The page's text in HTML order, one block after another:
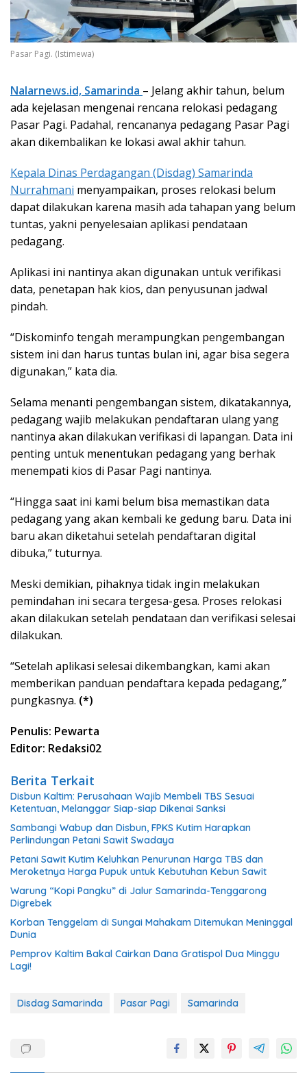
Pasar Pagi. (Istimewa)
Nalarnews.id, Samarinda – Jelang akhir tahun, belum
ada kejelasan mengenai rencana relokasi pedagang
Pasar Pagi. Padahal, rencananya pedagang Pasar Pagi
akan dikembalikan ke lokasi awal akhir tahun.
Kepala Dinas Perdagangan (Disdag) Samarinda
Nurrahmani menyampaikan, proses relokasi belum
dapat dilakukan karena masih ada tahapan yang belum
tuntas, yakni penyelesaian aplikasi pendataan
pedagang.
Aplikasi ini nantinya akan digunakan untuk verifikasi
data, penetapan hak kios, dan penyusunan jadwal
pindah.
“Diskominfo tengah merampungkan pengembangan
sistem ini dan harus tuntas bulan ini, agar bisa segera
digunakan,” kata dia.
Selama menanti pengembangan sistem, dikatakannya,
pedagang wajib melakukan pendaftaran ulang yang
nantinya akan dilakukan verifikasi di lapangan. Data ini
penting untuk menentukan pedagang yang berhak
menempati kios di Pasar Pagi nantinya.
“Hingga saat ini kami belum bisa memastikan data
pedagang yang akan kembali ke gedung baru. Data ini
baru akan diketahui setelah pendaftaran digital
dibuka,” tuturnya.
Meski demikian, pihaknya tidak ingin melakukan
pemindahan ini secara tergesa-gesa. Proses relokasi
akan dilakukan setelah pendataan dan verifikasi selesai
dilakukan.
“Setelah aplikasi selesai dikembangkan, kami akan
memberikan panduan pendaftara kepada pedagang,”
pungkasnya. (*)
Penulis: Pewarta
Editor: Redaksi02
Berita Terkait
Disbun Kaltim: Perusahaan Wajib Membeli TBS Sesuai
Ketentuan, Melanggar Siap-siap Dikenai Sanksi
Sambangi Wabup dan Disbun, FPKS Kutim Harapkan
Perlindungan Petani Sawit Swadaya
Petani Sawit Kutim Keluhkan Penurunan Harga TBS dan
Meroketnya Harga Pupuk untuk Kebutuhan Kebun Sawit
Warung “Kopi Pangku” di Jalur Samarinda-Tenggarong
Digrebek
Korban Tenggelam di Sungai Mahakam Ditemukan Meninggal
Dunia
Pemprov Kaltim Bakal Cairkan Dana Gratispol Dua Minggu
Lagi!
Disdag Samarinda Pasar Pagi Samarinda